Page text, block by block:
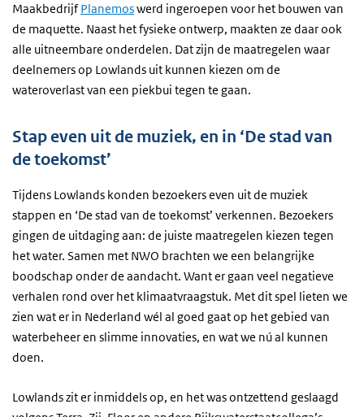
MaakbedrijfPlanemoswerd ingeroepen voor het bouwen van
de maquette. Naast het fysieke ontwerp, maakten ze daar ook
alle uitneembare onderdelen. Dat zijn de maatregelen waar
deelnemers op Lowlands uit kunnen kiezen om de
wateroverlast van een piekbui tegen te gaan.
Stap even uit de muziek, en in ‘De stad van
de toekomst’
Tijdens Lowlands konden bezoekers even uit de muziek
stappen en ‘De stad van de toekomst’ verkennen. Bezoekers
gingen de uitdaging aan: de juiste maatregelen kiezen tegen
het water. Samen met NWO brachten we een belangrijke
boodschap onder de aandacht. Want er gaan veel negatieve
verhalen rond over het klimaatvraagstuk. Met dit spel lieten we
zien wat er in Nederland wél al goed gaat op het gebied van
waterbeheer en slimme innovaties, en wat we nú al kunnen
doen.
Lowlands zit er inmiddels op, en het was ontzettend geslaagd